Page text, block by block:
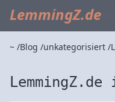
LemmingZ.de
~ Blog unkategorisiert